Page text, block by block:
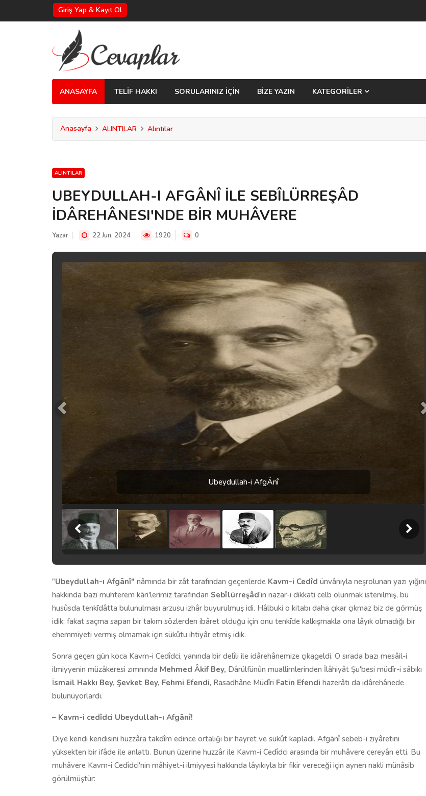
Giriş Yap & Kayıt Ol
ANASAYFA TELİF HAKKI SORULARINIZ İÇİN BİZE YAZIN KATEGORİLER
Anasayfa ALINTILAR Alıntılar
ALINTILAR
UBEYDULLAH-I AFGÂNÎ İLE SEBÎLÜRREŞÂD
İDÂREHÂNESI'NDE BİR MUHÂVERE
Yazar 22 Jun, 2024 1920 0
Ubeydullah-i AfgÄnî
"Ubeydullah-ı Afgānî" nâmında bir zât tarafından geçenlerde Kavm-i Cedîd ünvânıyla neşrolunan yazı yığını
hakkında bazı muhterem kāri'lerimiz tarafından Sebîlürreşâd'ın nazar-ı dikkati celb olunmak istenilmiş, bu
husûsda tenkīdâtta bulunulması arzusu izhâr buyurulmuş idi. Hâlbuki o kitabı daha çıkar çıkmaz biz de görmüş
idik; fakat saçma sapan bir takım sözlerden ibâret olduğu için onu tenkīde kalkışmakla ona lâyık olmadığı bir
ehemmiyeti vermiş olmamak için sükûtu ihtiyâr etmiş idik.
Sonra geçen gün koca Kavm-i Cedîdci, yanında bir delîli ile idârehânemize çıkageldi. O sırada bazı mesâil-i
ilmiyyenin müzâkeresi zımnında Mehmed Âkif Bey, Dârülfünûn muallimlerinden İlâhiyât Şu'besi müdîr-i sâbıkı
İsmail Hakkı Bey, Şevket Bey, Fehmi Efendi, Rasadhâne Müdîri Fatin Efendi hazerâtı da idârehânede
bulunuyorlardı.
– Kavm-i cedîdci Ubeydullah-ı Afgānî!
Diye kendi kendisini huzzâra takdîm edince ortalığı bir hayret ve sükût kapladı. Afgānî sebeb-i ziyâretini
yüksekten bir ifâde ile anlattı. Bunun üzerine huzzâr ile Kavm-i Cedîdci arasında bir muhâvere cereyân etti. Bu
muhâvere Kavm-i Cedîdci'nin mâhiyet-i ilmiyyesi hakkında lâyıkıyla bir fikir vereceği için aynen nakli münâsib
görülmüştür: